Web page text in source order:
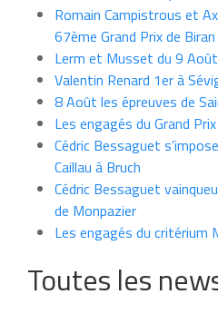
Romain Campistrous et
67ème Grand Prix de Biran
Lerm et Musset du 9
Valentin Renard 1er à
8 Août les épreuves de
Les engagés du Grand
Cédric Bessaguet
Caillau à Bruch
Cédric Bessaguet
de Monpazier
Les engagés du critérium
Toutes les